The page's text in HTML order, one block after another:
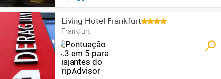
Living Hotel Frankfurt
Frankfurt